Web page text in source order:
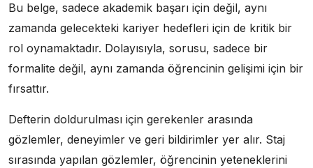
Bu belge, sadece akademik başarı için değil, aynı
zamanda gelecekteki kariyer hedefleri için de kritik bir
rol oynamaktadır. Dolayısıyla, sorusu, sadece bir
formalite değil, aynı zamanda öğrencinin gelişimi için bir
fırsattır.
Defterin doldurulması için gerekenler arasında
gözlemler, deneyimler ve geri bildirimler yer alır. Staj
sırasında yapılan gözlemler, öğrencinin yeteneklerini